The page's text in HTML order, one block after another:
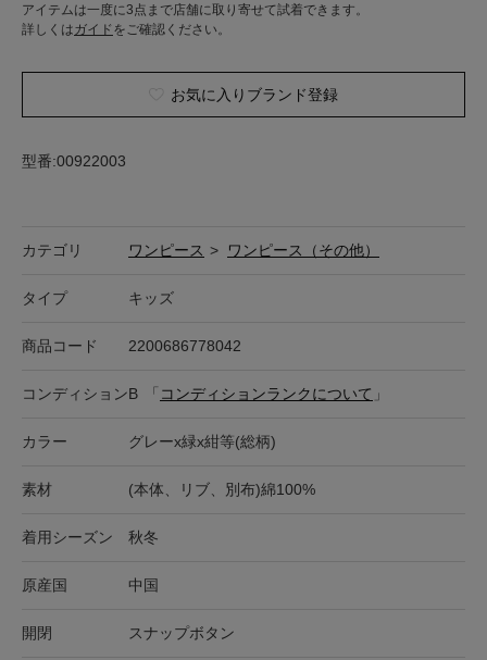
アイテムは一度に3点まで店舗に取り寄せて試着できます。
詳しくはガイド をご確認ください。
お気に入りブランド登録
型番:00922003
カテゴリ ワンピース > ワンピース（その他）
タイプ キッズ
商品コード 2200686778042
コンディションB 「 コンディションランクについて 」
カラー グレーx緑x紺等(総柄)
素材 (本体、リブ、別布)綿100%
着用シーズン 秋冬
原産国 中国
開閉 スナップボタン